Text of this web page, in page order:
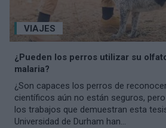
VIAJES
¿Pueden los perros utilizar su
malaria?
¿Son capaces los perros de
científicos aún no están seguros,
los trabajos que demuestran esta
Universidad de Durham han...